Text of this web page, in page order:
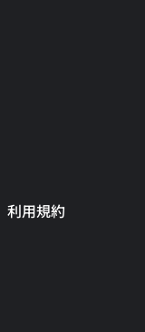
用規約